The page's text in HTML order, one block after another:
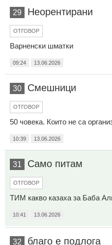
29 Неорентирани
ОТГОВОР
Варненски шматки
09:24 13.06.2026
30 Смешници
ОТГОВОР
50 човека. Които не са
10:39 13.06.2026
31 Само питам
ОТГОВОР
ТИМ какво казаха за Баба
10:41 13.06.2026
32 благо е подлога